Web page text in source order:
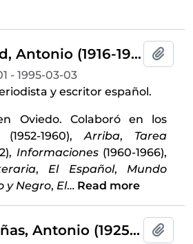
Fernández-Cid, Antonio (1916-1995)
- 1995-03-03
y escritor español.
Oviedo. Colaboró en los
(1952-1960), Arriba, Tarea
Informaciones(1960-1966),
, El Español, Mundo
y Negro, El… Read more
Castro Villacañas, Antonio (1925-2016)